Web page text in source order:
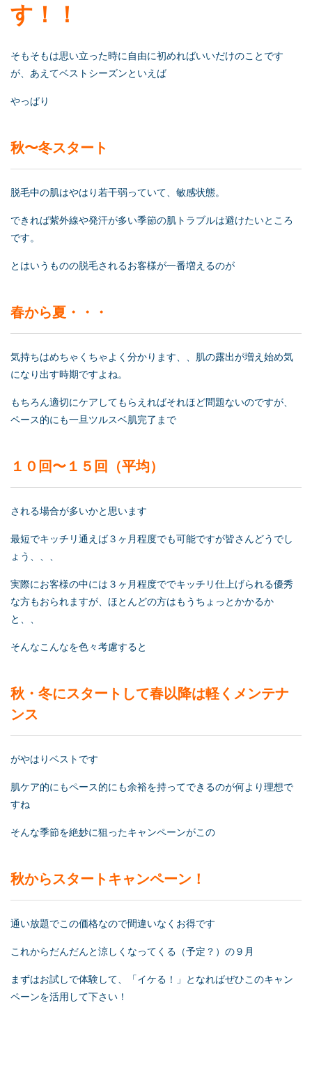
す！！
そもそもは思い立った時に自由に初めればいいだけのことです
が、あえてベストシーズンといえば
やっぱり
秋〜冬スタート
脱毛中の肌はやはり若干弱っていて、敏感状態。
できれば紫外線や発汗が多い季節の肌トラブルは避けたいところ
です。
とはいうものの脱毛されるお客様が一番増えるのが
春から夏・・・
気持ちはめちゃくちゃよく分かります、、肌の露出が増え始め気
になり出す時期ですよね。
もちろん適切にケアしてもらえればそれほど問題ないのですが、
ペース的にも一旦ツルスベ肌完了まで
１０回〜１５回（平均）
される場合が多いかと思います
最短でキッチリ通えば３ヶ月程度でも可能ですが皆さんどうでし
ょう、、、
実際にお客様の中には３ヶ月程度ででキッチリ仕上げられる優秀
な方もおられますが、ほとんどの方はもうちょっとかかるか
と、、
そんなこんなを色々考慮すると
秋・冬にスタートして春以降は軽くメンテナ
ンス
がやはりベストです
肌ケア的にもペース的にも余裕を持ってできるのが何より理想で
すね
そんな季節を絶妙に狙ったキャンペーンがこの
秋からスタートキャンペーン！
通い放題でこの価格なので間違いなくお得です
これからだんだんと涼しくなってくる（予定？）の９月
まずはお試しで体験して、「イケる！」となればぜひこのキャン
ペーンを活用して下さい！